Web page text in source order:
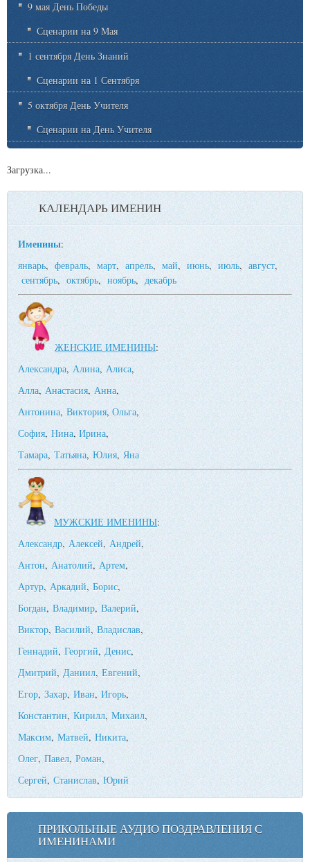
9 мая День Победы
Сценарии на 9 Мая
1 сентября День Знаний
Сценарии на 1 Сентября
5 октября День Учителя
Сценарии на День Учителя
Загрузка...
КАЛЕНДАРЬ ИМЕНИН
Именины:
январь, февраль, март, апрель,май, июнь, июль,август,
сентябрь,октябрь, ноябрь,декабрь
ЖЕНСКИЕ ИМЕНИНЫ:
Александра,Алина,Алиса,
Алла,Анастасия,Анна,
Антонина,Виктория, Ольга,
София,Нина, Ирина,
Тамара,Татьяна,Юлия,Яна
МУЖСКИЕ ИМЕНИНЫ:
Александр, Алексей,Андрей,
Антон,Анатолий,Артем,
Артур,Аркадий,Борис,
Богдан, Владимир,Валерий,
Виктор,Василий, Владислав,
Геннадий,Георгий, Денис,
Дмитрий,Даниил,Евгений,
Егор,Захар, Иван,Игорь,
Константин,Кирилл, Михаил,
Максим, Матвей,Никита,
Олег, Павел, Роман,
Сергей, Станислав,Юрий
ПРИКОЛЬНЫЕ АУДИО ПОЗДРАВЛЕНИЯ С
ИМЕНИНАМИ